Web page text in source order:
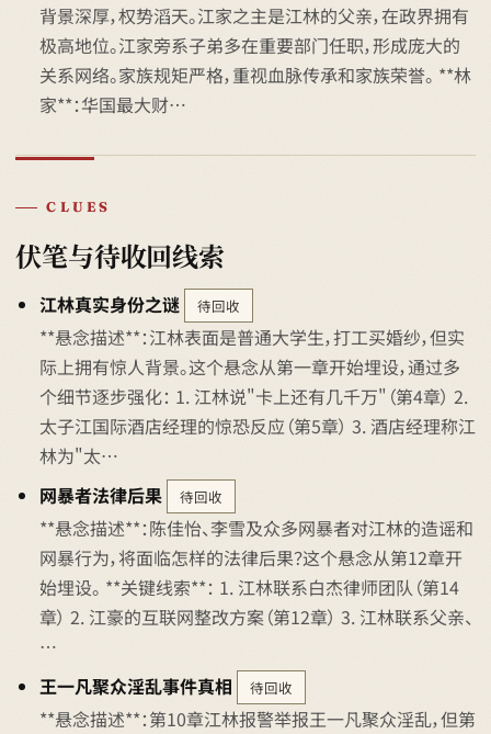
背景深厚，权势滔天。江家之主是江林的父亲，在政界拥有
极高地位。江家旁系子弟多在重要部门任职，形成庞大的
关系网络。家族规矩严格，重视血脉传承和家族荣誉。 **林
家**：华国最大财…
CLUES
伏笔与待收回线索
江林真实身份之谜 待回收
**悬念描述**：江林表面是普通大学生，打工买婚纱，但实
际上拥有惊人背景。这个悬念从第一章开始埋设，通过多
个细节逐步强化： 1. 江林说"卡上还有几千万"（第4章） 2.
太子江国际酒店经理的惊恐反应（第5章） 3. 酒店经理称江
林为"太…
网暴者法律后果
待回收
**悬念描述**：陈佳怡、李雪及众多网暴者对江林的造谣和
网暴行为，将面临怎样的法律后果？这个悬念从第12章开
始埋设。 **关键线索**： 1. 江林联系白杰律师团队（第14
章） 2. 江豪的互联网整改方案（第12章） 3. 江林联系父亲、
…
王一凡聚众淫乱事件真相
待回收
**悬念描述**：第10章江林报警举报王一凡聚众淫乱，但第